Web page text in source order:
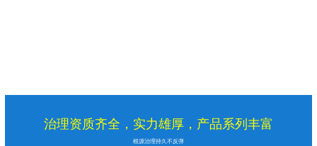
治理资质齐全，实力雄厚，产品系列丰富
根源治理持久不反弹